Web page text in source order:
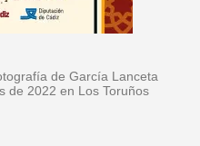
de García Lanceta
de 2022 en Los Toruños